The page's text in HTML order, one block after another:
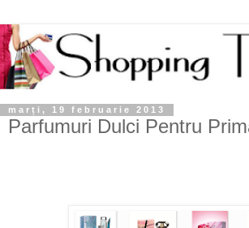
marți, 19 februarie 2013
Parfumuri Dulci Pentru